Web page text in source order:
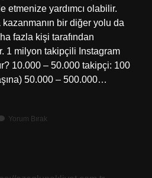
etmenize yardımcı olabilir.
bir diğer yolu da
fazla kişi tarafından
1 milyon takipçili Instagram
10.000 – 50.000 takipçi: 100
50.000 – 500.000…
Yorum Bırak